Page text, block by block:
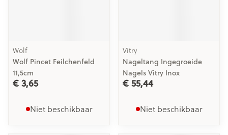
Wolf
Wolf Pincet Feilchenfeld
11,5cm
€ 3,65
Niet beschikbaar
Vitry
Nageltang Ingegroeide
Nagels Vitry Inox
€ 55,44
Niet beschikbaar